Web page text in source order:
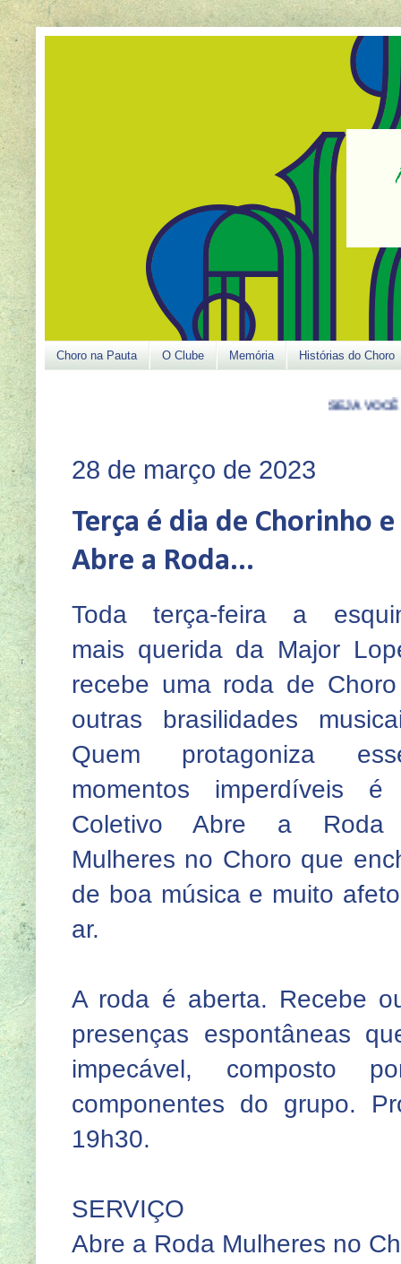
Choro na Pauta O Clube Memória Histórias do Choro
SEJA VOCÊ TAMBÉM UM
28 de março de 2023
Terça é dia de Chorinho
Abre a Roda...
Toda terça-feira a
mais querida da Major
recebe uma roda de
outras brasilidades
Quem protagoniza
momentos imperdíveis
Coletivo Abre a
Mulheres no Choro que
de boa música e muito
ar.
A roda é aberta. Recebe
presenças espontâneas
impecável, composto
componentes do grupo.
19h30.
SERVIÇO
Abre a Roda Mulheres no